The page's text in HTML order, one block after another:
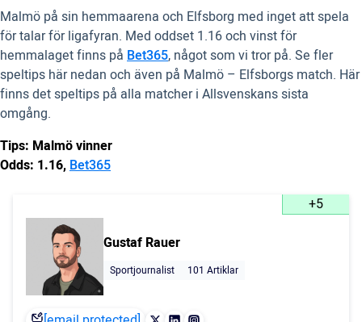
Malmö på sin hemmaarena och Elfsborg med inget att spela
för talar för ligafyran. Med oddset 1.16 och vinst för
hemmalaget finns på Bet365, något som vi tror på. Se fler
speltips här nedan och även på Malmö – Elfsborgs match. Här
finns det speltips på alla matcher i Allsvenskans sista
omgång.
Tips: Malmö vinner
Odds: 1.16, Bet365
+5
Gustaf Rauer
Sportjournalist 101 Artiklar